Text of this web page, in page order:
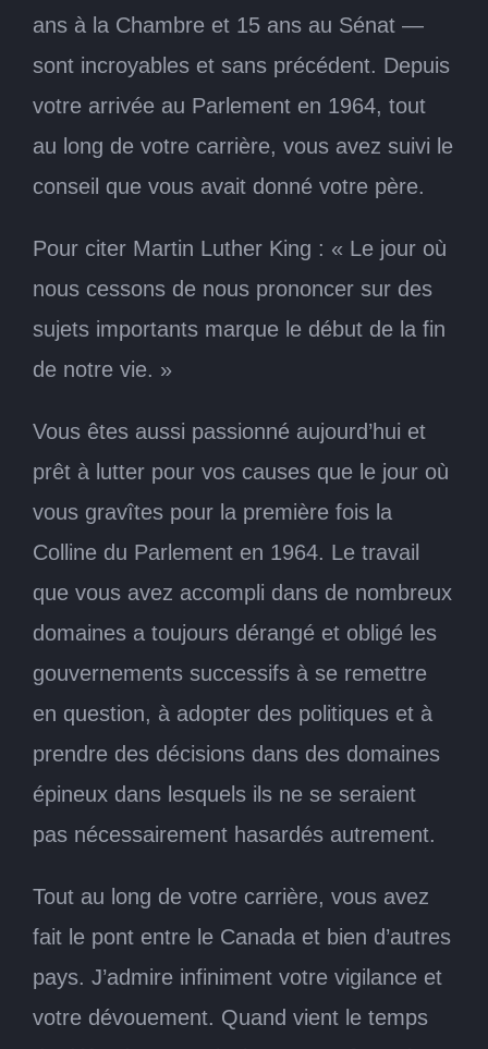
ans à la Chambre et 15 ans au Sénat —
sont incroyables et sans précédent. Depuis
votre arrivée au Parlement en 1964, tout
au long de votre carrière, vous avez suivi le
conseil que vous avait donné votre père.
Pour citer Martin Luther King : « Le jour où
nous cessons de nous prononcer sur des
sujets importants marque le début de la fin
de notre vie. »
Vous êtes aussi passionné aujourd’hui et
prêt à lutter pour vos causes que le jour où
vous gravîtes pour la première fois la
Colline du Parlement en 1964. Le travail
que vous avez accompli dans de nombreux
domaines a toujours dérangé et obligé les
gouvernements successifs à se remettre
en question, à adopter des politiques et à
prendre des décisions dans des domaines
épineux dans lesquels ils ne se seraient
pas nécessairement hasardés autrement.
Tout au long de votre carrière, vous avez
fait le pont entre le Canada et bien d’autres
pays. J’admire infiniment votre vigilance et
votre dévouement. Quand vient le temps